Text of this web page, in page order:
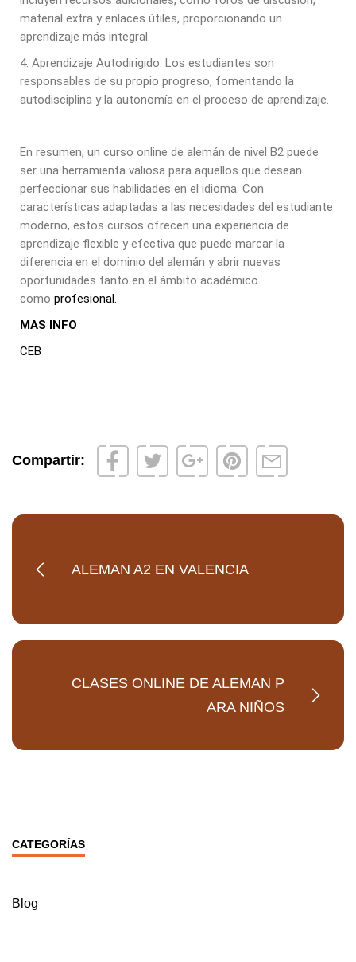
material extra y enlaces útiles, proporcionando un
aprendizaje más integral.
4. Aprendizaje Autodirigido: Los estudiantes son
responsables de su propio progreso, fomentando la
autodisciplina y la autonomía en el proceso de aprendizaje.
En resumen, un curso online de alemán de nivel B2 puede
ser una herramienta valiosa para aquellos que desean
perfeccionar sus habilidades en el idioma. Con
características adaptadas a las necesidades del estudiante
moderno, estos cursos ofrecen una experiencia de
aprendizaje flexible y efectiva que puede marcar la
diferencia en el dominio del alemán y abrir nuevas
oportunidades tanto en el ámbito académico
como profesional.
MAS INFO
CEB
Compartir:
ALEMAN A2 EN VALENCIA
CLASES ONLINE DE ALEMAN P
ARA NIÑOS
CATEGORÍAS
Blog